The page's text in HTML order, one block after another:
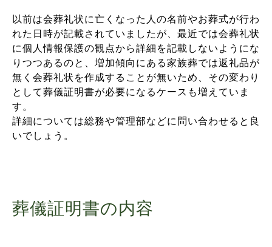
以前は会葬礼状に亡くなった人の名前やお葬式が行わ
れた日時が記載されていましたが、最近では会葬礼状
に個人情報保護の観点から詳細を記載しないようにな
りつつあるのと、増加傾向にある家族葬では返礼品が
無く会葬礼状を作成することが無いため、その変わり
として葬儀証明書が必要になるケースも増えていま
す。
詳細については総務や管理部などに問い合わせると良
いでしょう。
葬儀証明書の内容